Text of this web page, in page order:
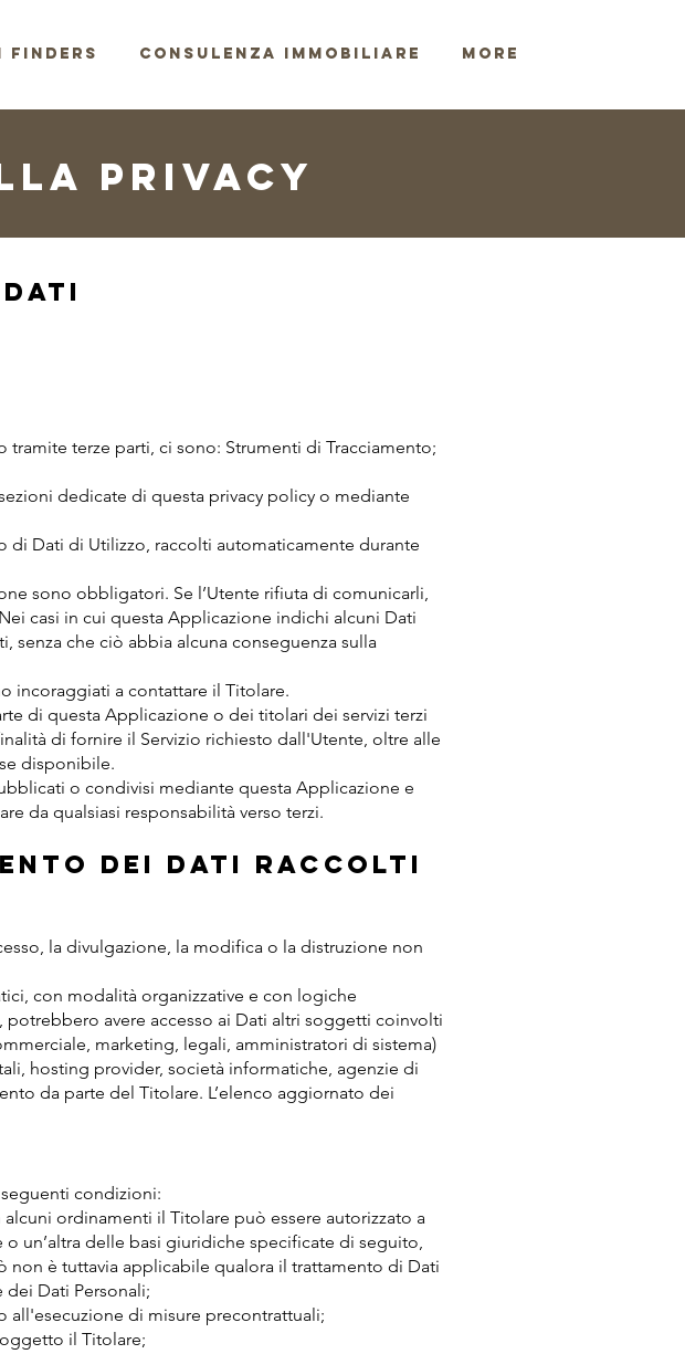
FINDERS CONSULENZA IMMOBILIARE More
PRIVACY
terze parti, ci sono: Strumenti di Tracciamento;
dedicate di questa privacy policy o mediante
di Dati di Utilizzo, raccolti automaticamente durante
sono obbligatori. Se l’Utente rifiuta di comunicarli,
casi in cui questa Applicazione indichi alcuni Dati
che ciò abbia alcuna conseguenza sulla
incoraggiati a contattare il Titolare.
di questa Applicazione o dei titolari dei servizi terzi
di fornire il Servizio richiesto dall'Utente, oltre alle
disponibile.
o condivisi mediante questa Applicazione e
da qualsiasi responsabilità verso terzi.
dei Dati raccolti
la divulgazione, la modifica o la distruzione non
con modalità organizzative e con logiche
avere accesso ai Dati altri soggetti coinvolti
marketing, legali, amministratori di sistema)
hosting provider, società informatiche, agenzie di
da parte del Titolare. L’elenco aggiornato dei
seguenti condizioni:
ordinamenti il Titolare può essere autorizzato a
un’altra delle basi giuridiche specificate di seguito,
non è tuttavia applicabile qualora il trattamento di Dati
Dati Personali;
all'esecuzione di misure precontrattuali;
il Titolare;